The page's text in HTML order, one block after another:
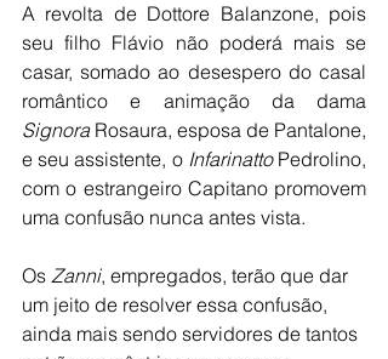
A revolta de Dottore Balanzone, pois
seu filho Flávio não poderá mais se
casar, somado ao desespero do casal
Signora Rosaura, esposa de Pantalone,
e seu assistente, o Infarinatto Pedrolino,
com o estrangeiro Capitano promovem
uma confusão nunca antes vista.
Os Zanni, empregados, terão que dar
um jeito de resolver essa confusão,
ainda mais sendo servidores de tantos